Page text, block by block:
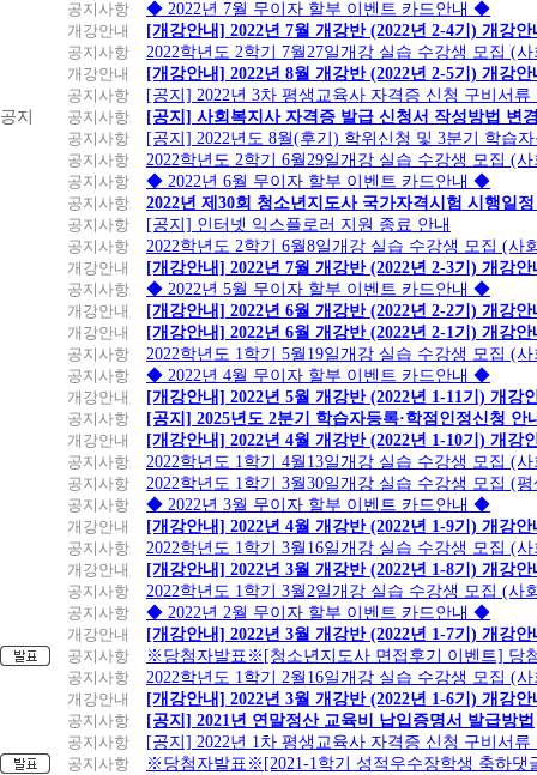
공지사항
◆ 2022년 7월 무이자 할부 이벤트 카드안내 ◆
개강안내
[개강안내] 2022년 7월 개강반 (2022년 2-4기) 개강안
공지사항
2022학년도 2학기 7월27일개강 실습 수강생 모집 (
개강안내
[개강안내] 2022년 8월 개강반 (2022년 2-5기) 개강안
공지사항
[공지] 2022년 3차 평생교육사 자격증 신청 구비서류
공지
공지사항
[공지] 사회복지사 자격증 발급 신청서 작성방법 변
공지사항
[공지] 2022년도 8월(후기) 학위신청 및 3분기 학습
공지사항
2022학년도 2학기 6월29일개강 실습 수강생 모집 (
공지사항
◆ 2022년 6월 무이자 할부 이벤트 카드안내 ◆
공지사항
2022년 제30회 청소년지도사 국가자격시험 시행일
공지사항
[공지] 인터넷 익스플로러 지원 종료 안내
공지사항
2022학년도 2학기 6월8일개강 실습 수강생 모집 (사
개강안내
[개강안내] 2022년 7월 개강반 (2022년 2-3기) 개강안
공지사항
◆ 2022년 5월 무이자 할부 이벤트 카드안내 ◆
개강안내
[개강안내] 2022년 6월 개강반 (2022년 2-2기) 개강안
개강안내
[개강안내] 2022년 6월 개강반 (2022년 2-1기) 개강안
공지사항
2022학년도 1학기 5월19일개강 실습 수강생 모집 (
공지사항
◆ 2022년 4월 무이자 할부 이벤트 카드안내 ◆
개강안내
[개강안내] 2022년 5월 개강반 (2022년 1-11기) 개강
공지사항
[공지] 2025년도 2분기 학습자등록·학점인정신청 안
개강안내
[개강안내] 2022년 4월 개강반 (2022년 1-10기) 개강
공지사항
2022학년도 1학기 4월13일개강 실습 수강생 모집 (
공지사항
2022학년도 1학기 3월30일개강 실습 수강생 모집 (
공지사항
◆ 2022년 3월 무이자 할부 이벤트 카드안내 ◆
개강안내
[개강안내] 2022년 4월 개강반 (2022년 1-9기) 개강안
공지사항
2022학년도 1학기 3월16일개강 실습 수강생 모집 (
개강안내
[개강안내] 2022년 3월 개강반 (2022년 1-8기) 개강안
공지사항
2022학년도 1학기 3월2일개강 실습 수강생 모집 (사
공지사항
◆ 2022년 2월 무이자 할부 이벤트 카드안내 ◆
개강안내
[개강안내] 2022년 3월 개강반 (2022년 1-7기) 개강안
공지사항
※당첨자발표※[청소년지도사 면접후기 이벤트] 당
공지사항
2022학년도 1학기 2월16일개강 실습 수강생 모집 (
개강안내
[개강안내] 2022년 3월 개강반 (2022년 1-6기) 개강안
공지사항
[공지] 2021년 연말정산 교육비 납입증명서 발급방법
공지사항
[공지] 2022년 1차 평생교육사 자격증 신청 구비서류
공지사항
※당첨자발표※[2021-1학기 성적우수장학생 축하댓